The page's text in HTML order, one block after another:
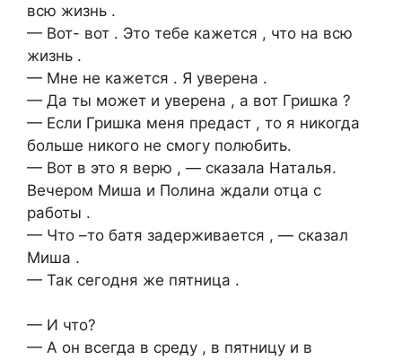
всю жизнь .
— Вот- вот . Это тебе кажется , что на всю
жизнь .
— Мне не кажется . Я уверена .
— Да ты может и уверена , а вот Гришка ?
— Если Гришка меня предаст , то я никогда
больше никого не смогу полюбить.
— Вот в это я верю , — сказала Наталья.
Вечером Миша и Полина ждали отца с
работы .
— Что –то батя задерживается , — сказал
Миша .
— Так сегодня же пятница .
— И что?
— А он всегда в среду , в пятницу и в